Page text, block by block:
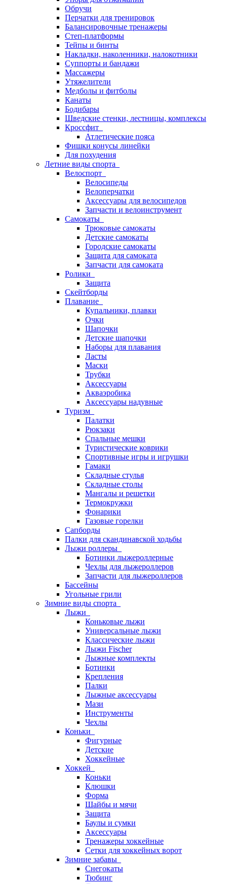
Обручи
Перчатки для тренировок
Балансировочные тренажеры
Степ-платформы
Тейпы и бинты
Накладки, наколенники, налокотники
Суппорты и бандажи
Массажеры
Утяжелители
Медболы и фитболы
Канаты
Бодибары
Шведские стенки, лестницы, комплексы
Кроссфит
Атлетические пояса
Фишки конусы линейки
Для похудения
Летние виды спорта
Велоспорт
Велосипеды
Велоперчатки
Аксессуары для велосипедов
Запчасти и велоинструмент
Самокаты
Трюковые самокаты
Детские самокаты
Городские самокаты
Защита для самоката
Запчасти для самоката
Ролики
Защита
Скейтборды
Плавание
Купальники, плавки
Очки
Шапочки
Детские шапочки
Наборы для плавания
Ласты
Маски
Трубки
Аксессуары
Акваэробика
Аксессуары надувные
Туризм
Палатки
Рюкзаки
Спальные мешки
Туристические коврики
Спортивные игры и игрушки
Гамаки
Складные стулья
Складные столы
Мангалы и решетки
Термокружки
Фонарики
Газовые горелки
Сапборды
Палки для скандинавской ходьбы
Лыжи роллеры
Ботинки лыжероллерные
Чехлы для лыжероллеров
Запчасти для лыжероллеров
Бассейны
Угольные грили
Зимние виды спорта
Лыжи
Коньковые лыжи
Универсальные лыжи
Классические лыжи
Лыжи Fischer
Лыжные комплекты
Ботинки
Крепления
Палки
Лыжные аксессуары
Мази
Инструменты
Чехлы
Коньки
Фигурные
Детские
Хоккейные
Хоккей
Коньки
Клюшки
Форма
Шайбы и мячи
Защита
Баулы и сумки
Аксессуары
Тренажеры хоккейные
Сетки для хоккейных ворот
Зимние забавы
Снегокаты
Тюбинг